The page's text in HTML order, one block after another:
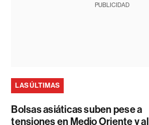
PUBLICIDAD
LAS ÚLTIMAS
Bolsas asiáticas suben pese a
tensiones en Medio Oriente y al